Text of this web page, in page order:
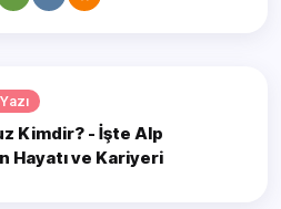
Kimdir? - İşte Alp
Hayatı ve Kariyeri